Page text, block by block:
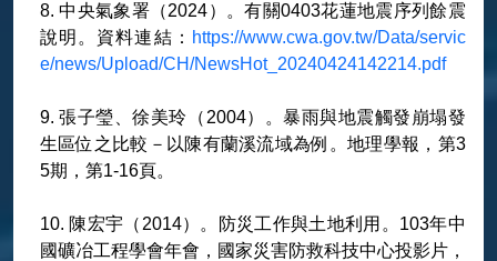
8. 中央氣象署（2024）。有關0403花蓮地震序列餘震
說明。資料連結： https://www.cwa.gov.tw/Data/servic
e/news/Upload/CH/NewsHot_20240424142214.pdf
9. 張子瑩、徐美玲（2004）。暴雨與地震觸發崩塌發
生區位之比較－以陳有蘭溪流域為例。地理學報，第3
5期，第1-16頁。
10. 陳宏宇（2014）。防災工作與土地利用。103年中
國礦冶工程學會年會，國家災害防救科技中心投影片，